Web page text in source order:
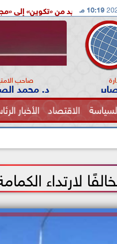
10:19 مـإلى «مجتمع» .. الأقنعة
صاحب
د. محمد
الاقتصاد الأخبار